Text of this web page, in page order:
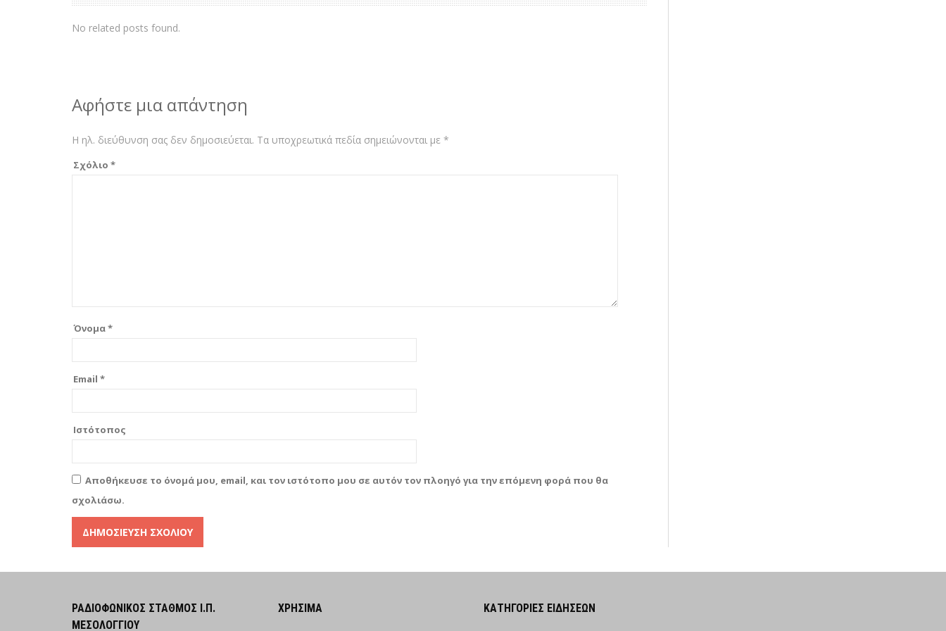
No related posts found.
Αφήστε μια απάντηση
Η ηλ. διεύθυνση σας δεν δημοσιεύεται. Τα υποχρεωτικά πεδία σημειώνονται με *
Σχόλιο *
Όνομα*
Email *
Ιστότοπος
Αποθήκευσε το όνομά μου, email, και τον ιστότοπο μου σε αυτόν τον πλοηγό για την επόμενη φορά που θα
σχολιάσω.
ΡΑΔΙΟΦΩΝΙΚΌΣ ΣΤΑΘΜΌΣ Ι.Π.
ΜΕΣΟΛΟΓΓΊΟΥ
ΧΡΉΣΙΜΑ ΚΑΤΗΓΟΡΊΕΣ ΕΙΔΉΣΕΩΝ